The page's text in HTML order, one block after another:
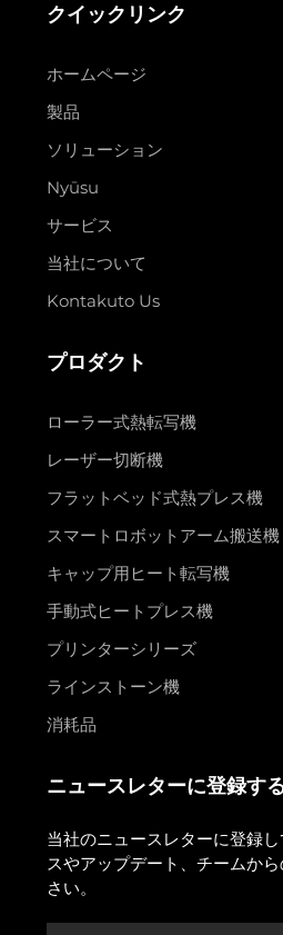
クイックリンク
ホームページ
製品
ソリューション
Nyūsu
サービス
当社について
Kontakuto Us
プロダクト
ローラー式熱転写機
レーザー切断機
フラットベッド式熱プレス機
スマートロボットアーム搬送機
キャップ用ヒート転写機
手動式ヒートプレス機
プリンターシリーズ
ラインストーン機
消耗品
ニュースレターに登録す
当社のニュースレターに登録
スやアップデート、チームか
さい。